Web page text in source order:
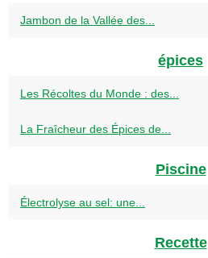
Jambon de la Vallée des...
épices
Les Récoltes du Monde : des...
La Fraîcheur des Épices de...
Piscine
Électrolyse au sel: une...
Recette